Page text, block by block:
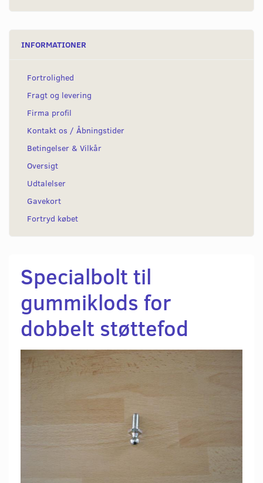
INFORMATIONER
Fortrolighed
Fragt og levering
Firma profil
Kontakt os / Åbningstider
Betingelser & Vilkår
Oversigt
Udtalelser
Gavekort
Fortryd købet
Specialbolt til
gummiklods for
dobbelt støttefod